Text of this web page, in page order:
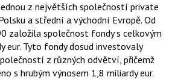
z největších společností private
a střední a východní Evropě. Od
založila společnost fondy s celkovým
eur. Tyto fondy dosud investovaly
z různých odvětví, přičemž
s hrubým výnosem 1,8 miliardy eur.